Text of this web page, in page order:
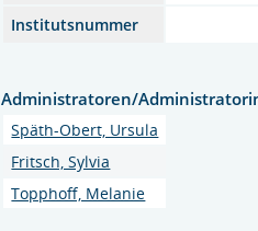
Institutsnummer
Administratoren/
Späth-Obert, Ursula
Fritsch, Sylvia
Topphoff, Melanie